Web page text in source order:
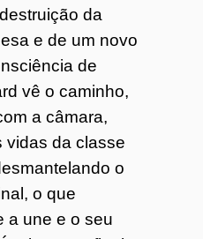
da
e de um novo
de
vê o caminho,
a câmara,
vidas da classe
o
o que
a une e o seu